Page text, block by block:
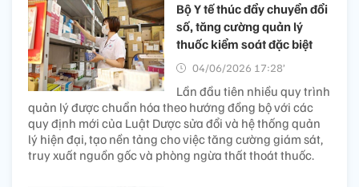
Bộ Y tế thúc đẩy chuyển đổi
số, tăng cường quản lý
thuốc kiểm soát đặc biệt
04/06/2026 17:28’
Lần đầu tiên nhiều quy trình
quản lý được chuẩn hóa theo hướng đồng bộ với các
quy định mới của Luật Dược sửa đổi và hệ thống quản
lý hiện đại, tạo nền tảng cho việc tăng cường giám sát,
truy xuất nguồn gốc và phòng ngừa thất thoát thuốc.